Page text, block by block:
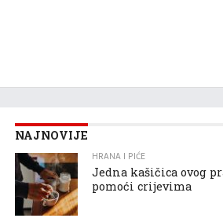
NAJNOVIJE
HRANA I PIĆE
Jedna kašičica ovog
pomoći crijevima